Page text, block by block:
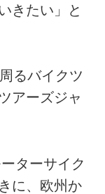
きたい」と
るバイクツ
アーズジャ
ターサイク
に、欧州か